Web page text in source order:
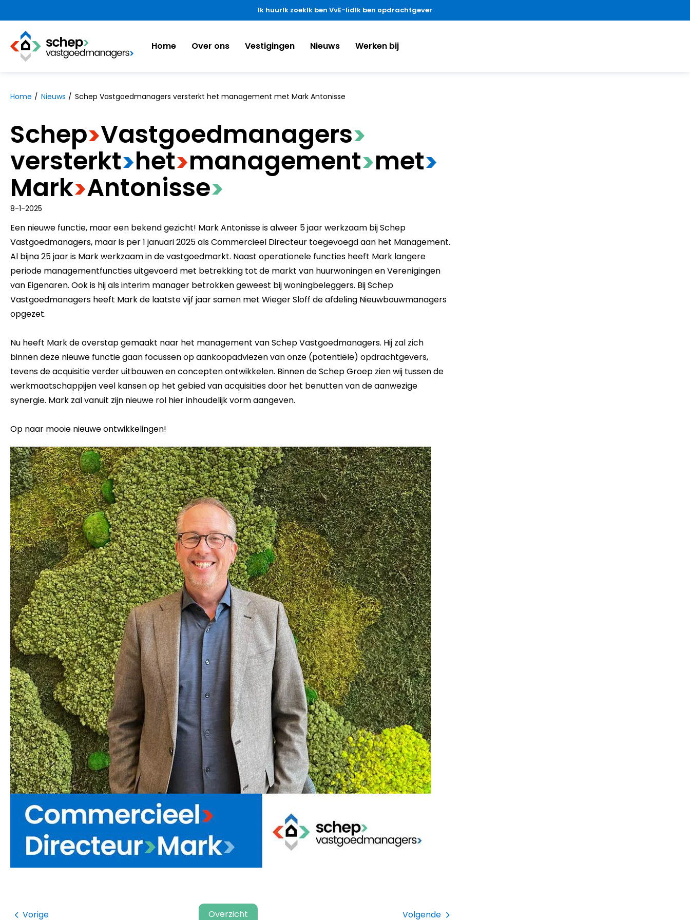
https://www.schepvastgoedmanagers.nl
Home Over ons Vestigingen Nieuws Werken bij
Ik huurIk zoekIk ben VvE-lidIk ben opdrachtgever
Home Nieuws Schep Vastgoedmanagers versterkt het management met Mark Antonisse
Schep>​Vastgoedmanagers>
versterkt>​het>​management>​met>
Mark>​Antonisse>
8-1-2025
Een nieuwe functie, maar een bekend gezicht! Mark Antonisse is alweer 5 jaar werkzaam bij Schep
Vastgoedmanagers, maar is per 1 januari 2025 als Commercieel Directeur toegevoegd aan het Management.
Al bijna 25 jaar is Mark werkzaam in de vastgoedmarkt. Naast operationele functies heeft Mark langere
periode managementfuncties uitgevoerd met betrekking tot de markt van huurwoningen en Verenigingen
van Eigenaren. Ook is hij als interim manager betrokken geweest bij woningbeleggers. Bij Schep
Vastgoedmanagers heeft Mark de laatste vijf jaar samen met Wieger Sloff de afdeling Nieuwbouwmanagers
opgezet.
Nu heeft Mark de overstap gemaakt naar het management van Schep Vastgoedmanagers. Hij zal zich
binnen deze nieuwe functie gaan focussen op aankoopadviezen van onze (potentiële) opdrachtgevers,
tevens de acquisitie verder uitbouwen en concepten ontwikkelen. Binnen de Schep Groep zien wij tussen de
werkmaatschappijen veel kansen op het gebied van acquisities door het benutten van de aanwezige
synergie. Mark zal vanuit zijn nieuwe rol hier inhoudelijk vorm aangeven.
Op naar mooie nieuwe ontwikkelingen!
Volgende
Overzicht
Vorige